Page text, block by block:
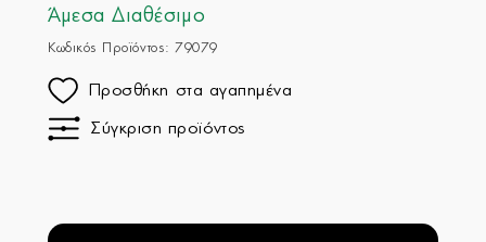
Άμεσα Διαθέσιμο
Κωδικός Προϊόντος: 79079
Προσθήκη στα αγαπημένα
Σύγκριση προϊόντος